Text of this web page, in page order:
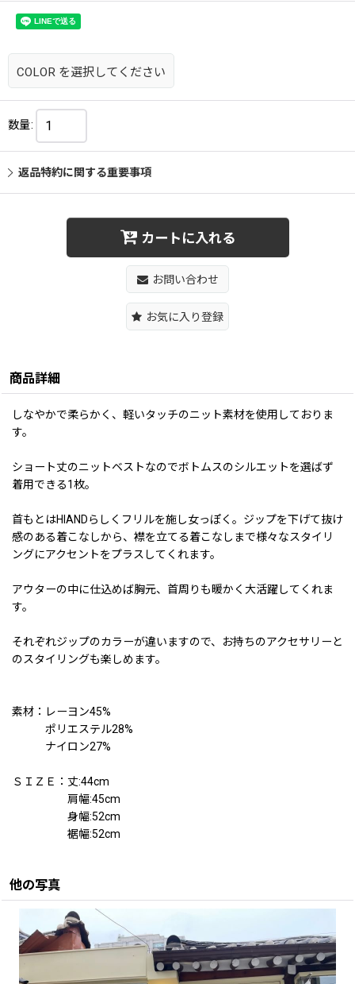
COLOR を選択してください
数量:
返品特約に関する重要事項
カートに入れる
お問い合わせ
お気に入り登録
商品詳細
しなやかで柔らかく、軽いタッチのニット素材を使用しておりま
す。
ショート丈のニットベストなのでボトムスのシルエットを選ばず
着用できる1枚。
首もとはHIANDらしくフリルを施し女っぽく。ジップを下げて抜け
感のある着こなしから、襟を立てる着こなしまで様々なスタイリ
ングにアクセントをプラスしてくれます。
アウターの中に仕込めば胸元、首周りも暖かく大活躍してくれま
す。
それぞれジップのカラーが違いますので、お持ちのアクセサリーと
のスタイリングも楽しめます。
素材：レーヨン45%
ポリエステル28%
ナイロン27%
ＳＩＺＥ：丈:44cm
肩幅:45cm
身幅:52cm
裾幅:52cm
他の写真